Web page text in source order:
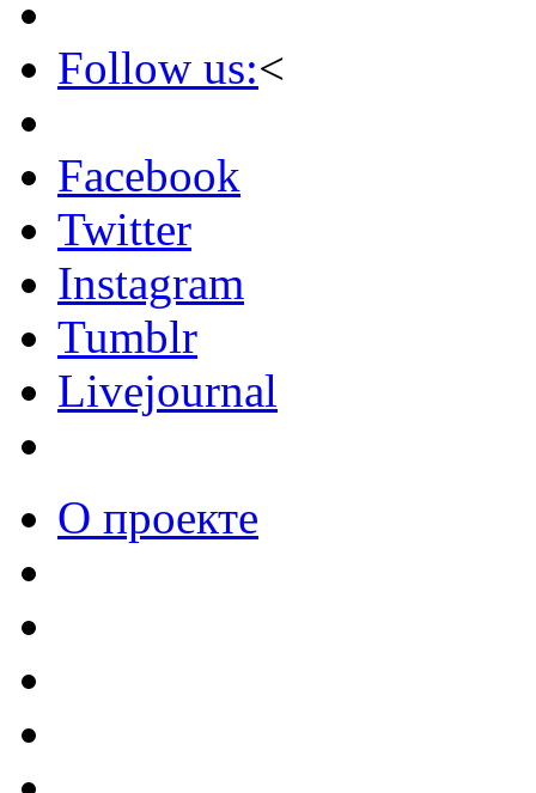
Follow us:<
Facebook
Twitter
Instagram
Tumblr
Livejournal
О проекте